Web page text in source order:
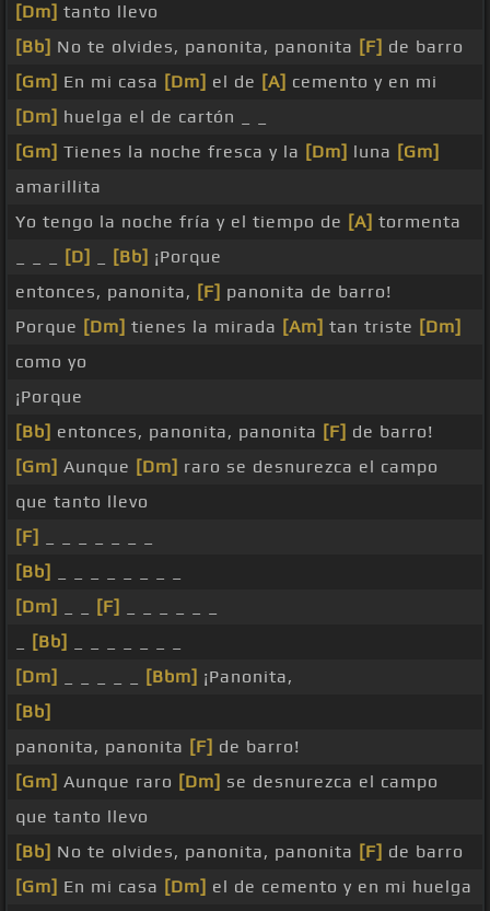
[Dm] tanto llevo
[Bb] No te olvides, panonita, panonita [F] de barro
[Gm] En mi casa [Dm] el de [A] cemento y en mi
[Dm] huelga el de cartón _ _
[Gm] Tienes la noche fresca y la [Dm] luna [Gm]
amarillita
Yo tengo la noche fría y el tiempo de [A] tormenta
[D] [Bb] ¡Porque
entonces, panonita, [F] panonita de barro!
Porque [Dm] tienes la mirada [Am] tan triste [Dm]
como yo
¡Porque
[Bb] entonces, panonita, panonita [F] de barro!
[Gm] Aunque [Dm] raro se desnurezca el campo
que tanto llevo
[F]
[Bb]
[Dm]
[F]
[Bb]
[Dm]
[Bbm] ¡Panonita,
[Bb]
panonita, panonita [F] de barro!
[Gm] Aunque raro [Dm] se desnurezca el campo
que tanto llevo
[Bb] No te olvides, panonita, panonita [F] de barro
[Gm] En mi casa [Dm] el de cemento y en mi huelga